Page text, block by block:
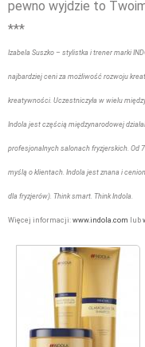
pewno wyjdzie to
***
Izabela Suszko – stylistka i trener marki
najbardziej ceni za możliwość rozwoju
kreatywności. Uczestniczyła w wielu
Indola jest częścią międzynarodowej
profesjonalnych salonach fryzjerskich. Od
myślą o klientach. Indola jest znana i
dla fryzjerów). Think smart. Think Indola.
Więcej informacji: www.indola.com lub